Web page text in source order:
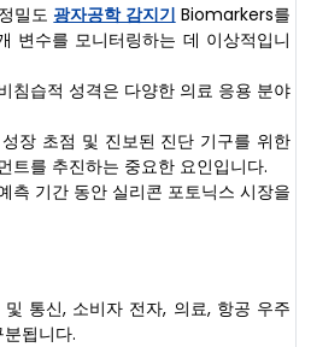
밀도 광자공학 감지기 Biomarkers를
변수를 모니터링하는 데 이상적입니
침습적 성격은 다양한 의료 응용 분야
장 초점 및 진보된 진단 기구를 위한
트를 추진하는 중요한 요인입니다.
측 기간 동안 실리콘 포토닉스 시장을
통신, 소비자 전자, 의료, 항공 우주
됩니다.